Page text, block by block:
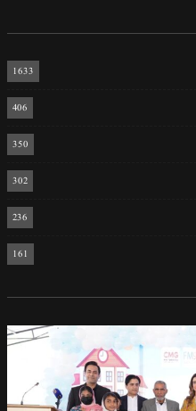
1633
406
350
302
236
161